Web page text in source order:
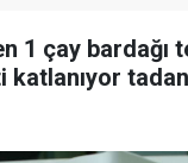
1 çay bardağı
katlanıyor